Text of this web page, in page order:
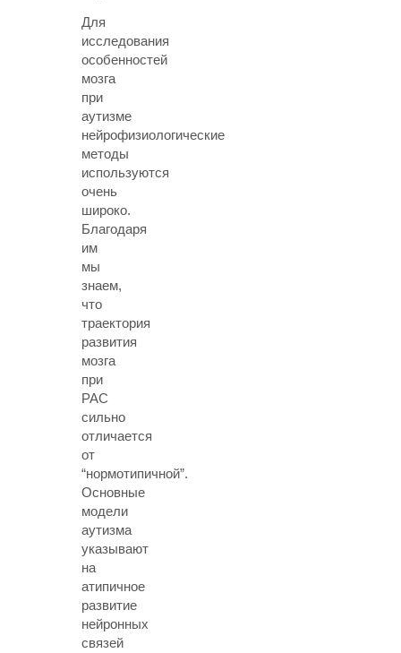
Для
исследования
особенностей
мозга
при
аутизме
нейрофизиологические
методы
используются
очень
широко.
Благодаря
им
мы
знаем,
что
траектория
развития
мозга
при
РАС
сильно
отличается
от
“нормотипичной”.
Основные
модели
аутизма
указывают
на
атипичное
развитие
нейронных
связей